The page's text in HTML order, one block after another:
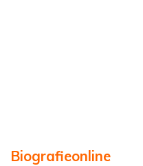
Biografieonline